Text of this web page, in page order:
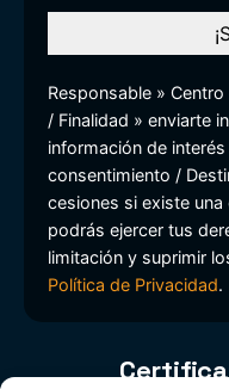
Responsable »
/ Finalidad » enviarte
información de
consentimiento /
cesiones si existe
podrás ejercer tus
limitación y suprimir
Política de Privacidad.